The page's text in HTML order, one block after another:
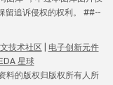
留追诉侵权的权利。 ##--
技术社区
电子创新元件
星球
料的版权归版权所有人所